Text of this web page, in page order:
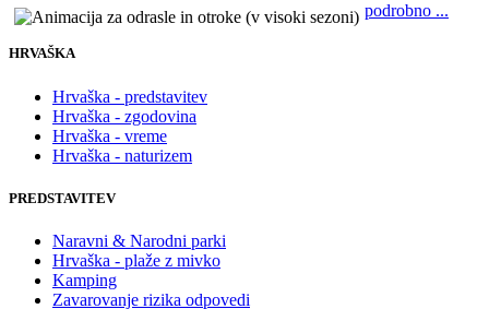
podrobno ...
HRVAŠKA
Hrvaška - predstavitev
Hrvaška - zgodovina
Hrvaška - vreme
Hrvaška - naturizem
PREDSTAVITEV
Naravni & Narodni parki
Hrvaška - plaže z mivko
Kamping
Zavarovanje rizika odpovedi